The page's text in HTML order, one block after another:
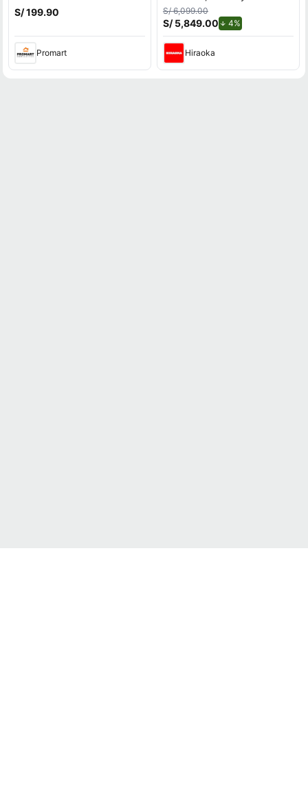
S/ 199.90
Promart
NVIDIA GeForce RTX 5060,
32GB RAM, disco sólido de
512GB, modelo ANV15-A31-
R2TH
S/ 6,099.00
S/ 5,849.00 4%de descuento.
Hiraoka